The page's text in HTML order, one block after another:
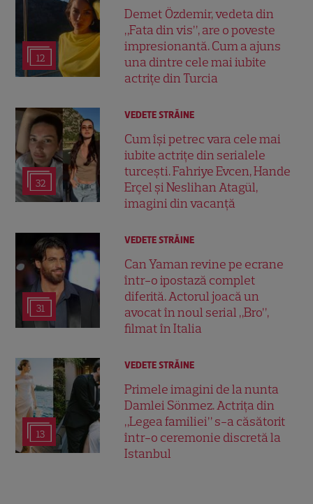
12
Demet Özdemir, vedeta din
„Fata din vis”, are o poveste
impresionantă. Cum a ajuns
una dintre cele mai iubite
actrițe din Turcia
32
VEDETE STRĂINE
Cum își petrec vara cele mai
iubite actrițe din serialele
turcești. Fahriye Evcen, Hande
Erçel și Neslihan Atagül,
imagini din vacanță
31
VEDETE STRĂINE
Can Yaman revine pe ecrane
într-o ipostază complet
diferită. Actorul joacă un
avocat în noul serial „Bro”,
filmat în Italia
13
VEDETE STRĂINE
Primele imagini de la nunta
Damlei Sönmez. Actrița din
„Legea familiei” s-a căsătorit
într-o ceremonie discretă la
Istanbul